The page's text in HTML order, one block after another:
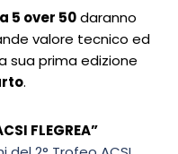
5 over 50daranno
valore tecnico ed
sua prima edizione
.
FLEGREA”